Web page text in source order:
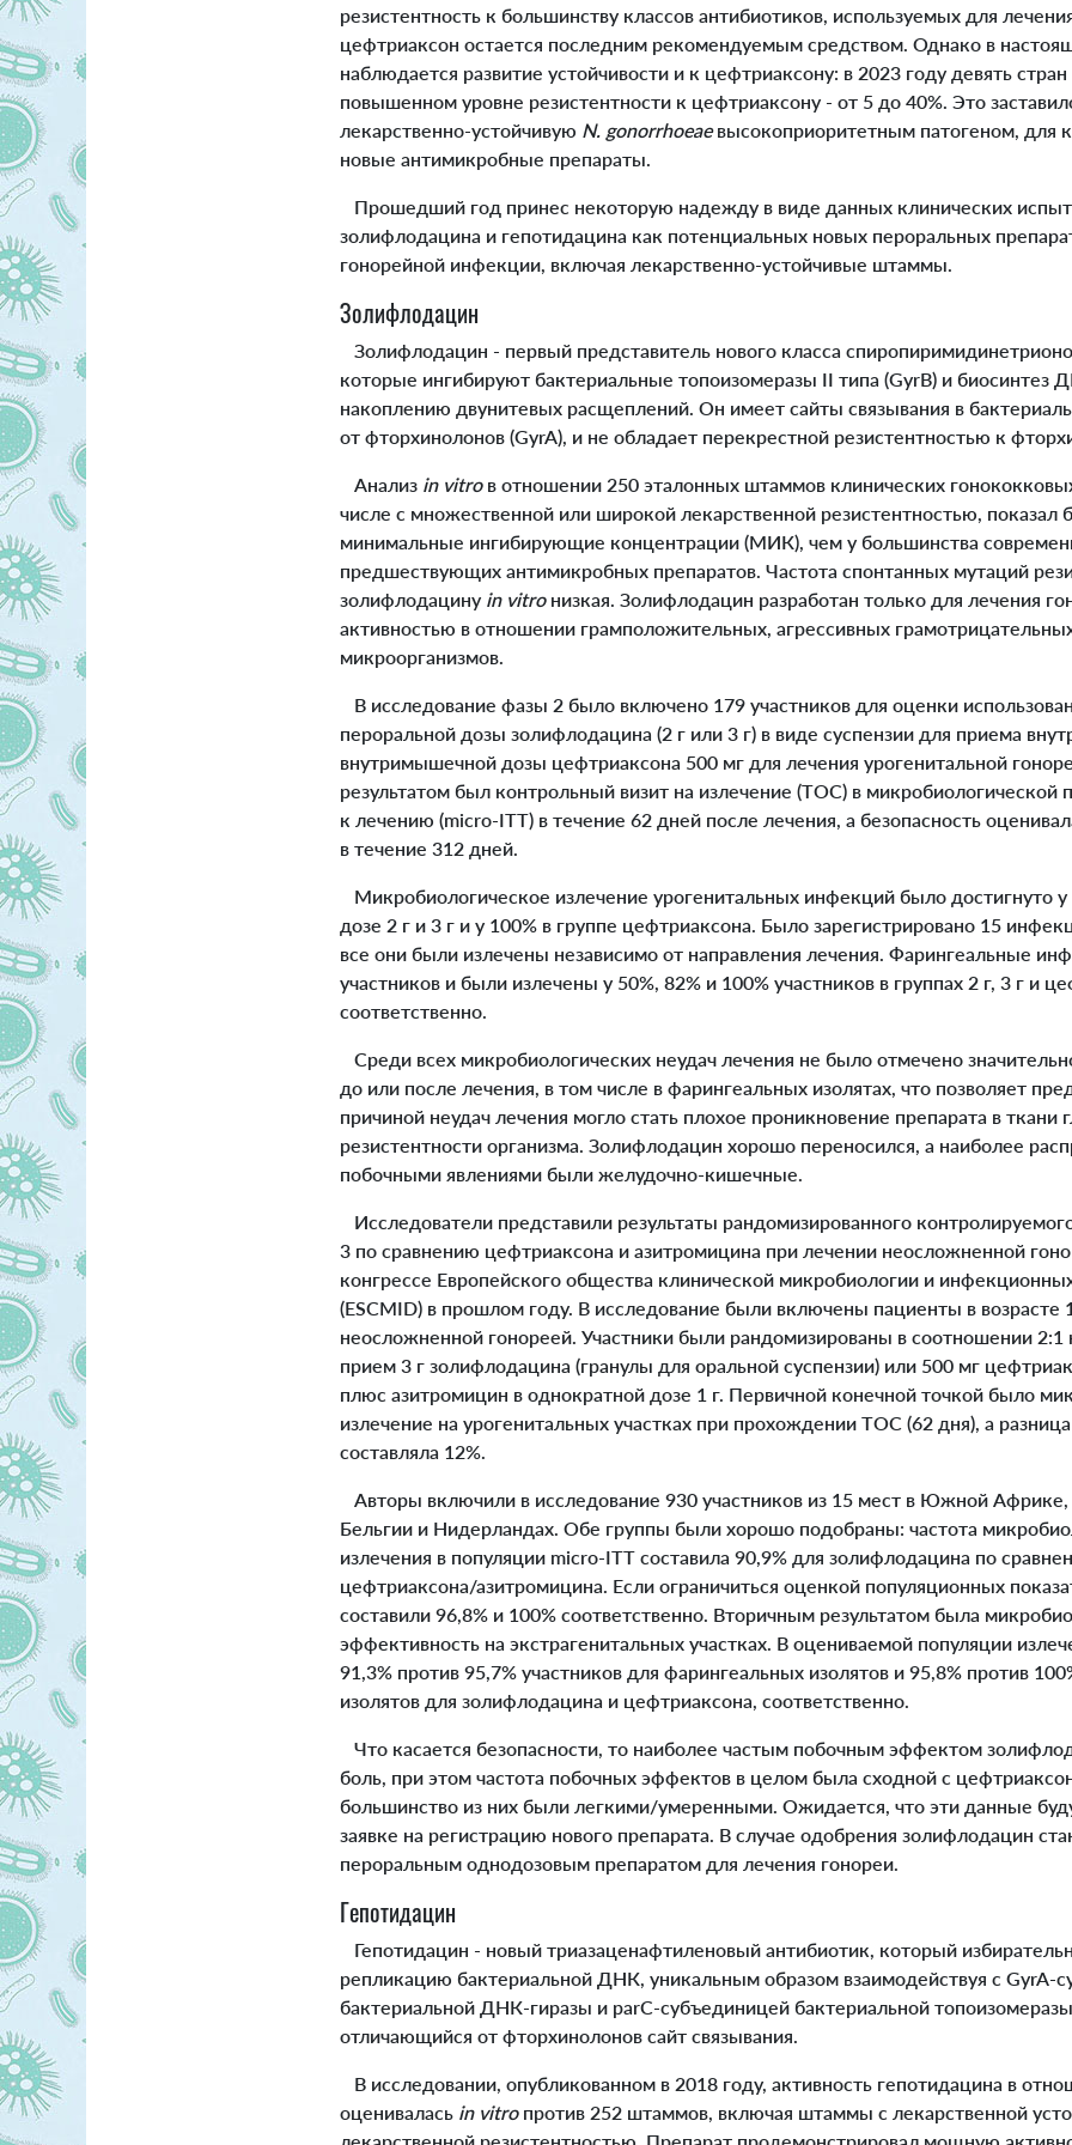
резистентность к большинству классов антибиотиков, используемых для
цефтриаксон остается последним рекомендуемым средством. Однако в
наблюдается развитие устойчивости и к цефтриаксону: в 2023 году девять
повышенном уровне резистентности к цефтриаксону - от 5 до 40%. Это
лекарственно-устойчивую N. gonorrhoeaeвысокоприоритетным патогеном, для
новые антимикробные препараты.
Прошедший год принес некоторую надежду в виде данных клинических
золифлодацина и гепотидацина как потенциальных новых пероральных
гонорейной инфекции, включая лекарственно-устойчивые штаммы.
Золифлодацин
Золифлодацин - первый представитель нового класса
которые ингибируют бактериальные топоизомеразы II типа (GyrB) и биосинтез
накоплению двунитевых расщеплений. Он имеет сайты связывания в
от фторхинолонов (GyrA), и не обладает перекрестной резистентностью к
Анализ in vitro в отношении 250 эталонных штаммов клинических
числе с множественной или широкой лекарственной резистентностью, показал
минимальные ингибирующие концентрации (МИК), чем у большинства
предшествующих антимикробных препаратов. Частота спонтанных мутаций
золифлодацину in vitroнизкая. Золифлодацин разработан только для лечения
активностью в отношении грамположительных, агрессивных
микроорганизмов.
В исследование фазы 2 было включено 179 участников для оценки
пероральной дозы золифлодацина (2 г или 3 г) в виде суспензии для приема
внутримышечной дозы цефтриаксона 500 мг для лечения урогенитальной
результатом был контрольный визит на излечение (TOC) в микробиологической
к лечению (micro-ITT) в течение 62 дней после лечения, а безопасность
в течение 312 дней.
Микробиологическое излечение урогенитальных инфекций было достигнуто у
дозе 2 г и 3 г и у 100% в группе цефтриаксона. Было зарегистрировано 15
все они были излечены независимо от направления лечения. Фарингеальные
участников и были излечены у 50%, 82% и 100% участников в группах 2 г, 3 г и
соответственно.
Среди всех микробиологических неудач лечения не было отмечено
до или после лечения, в том числе в фарингеальных изолятах, что позволяет
причиной неудач лечения могло стать плохое проникновение препарата в ткани
резистентности организма. Золифлодацин хорошо переносился, а наиболее
побочными явлениями были желудочно-кишечные.
Исследователи представили результаты рандомизированного
3 по сравнению цефтриаксона и азитромицина при лечении неосложненной
конгрессе Европейского общества клинической микробиологии и
(ESCMID) в прошлом году. В исследование были включены пациенты в возрасте
неосложненной гонореей. Участники были рандомизированы в соотношении 2:1
прием 3 г золифлодацина (гранулы для оральной суспензии) или 500 мг
плюс азитромицин в однократной дозе 1 г. Первичной конечной точкой было
излечение на урогенитальных участках при прохождении ТОС (62 дня), а
составляла 12%.
Авторы включили в исследование 930 участников из 15 мест в Южной
Бельгии и Нидерландах. Обе группы были хорошо подобраны: частота
излечения в популяции micro-ITT составила 90,9% для золифлодацина по
цефтриаксона/азитромицина. Если ограничиться оценкой популяционных
составили 96,8% и 100% соответственно. Вторичным результатом была
эффективность на экстрагенитальных участках. В оцениваемой популяции
91,3% против 95,7% участников для фарингеальных изолятов и 95,8% против
изолятов для золифлодацина и цефтриаксона, соответственно.
Что касается безопасности, то наиболее частым побочным эффектом
боль, при этом частота побочных эффектов в целом была сходной с
большинство из них были легкими/умеренными. Ожидается, что эти данные
заявке на регистрацию нового препарата. В случае одобрения золифлодацин
пероральным однодозовым препаратом для лечения гонореи.
Гепотидацин
Гепотидацин - новый триазаценафтиленовый антибиотик, который
репликацию бактериальной ДНК, уникальным образом взаимодействуя с GyrA-
бактериальной ДНК-гиразы и parC-субъединицей бактериальной
отличающийся от фторхинолонов сайт связывания.
В исследовании, опубликованном в 2018 году, активность гепотидацина в
оценивалась in vitroпротив 252 штаммов, включая штаммы с лекарственной